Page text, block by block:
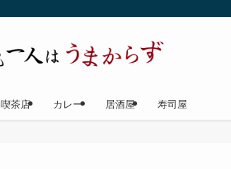
喫茶店 カレー 居酒屋 寿司屋